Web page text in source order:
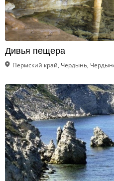
Дивья пещера
Пермский край, Чердынь,